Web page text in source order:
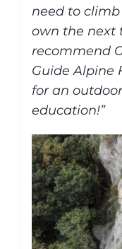
need to
own the next
recommend
Guide Alpine
for an
education!”